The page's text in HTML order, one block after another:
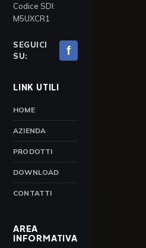
Codice SDI:
M5UXCR1
SEGUICI
SU:
f
LINK UTILI
HOME
AZIENDA
PRODOTTI
DOWNLOAD
CONTATTI
AREA
INFORMATIVA